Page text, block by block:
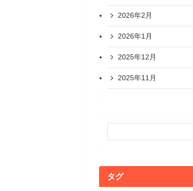
2026年2月
2026年1月
2025年12月
2025年11月
タグ